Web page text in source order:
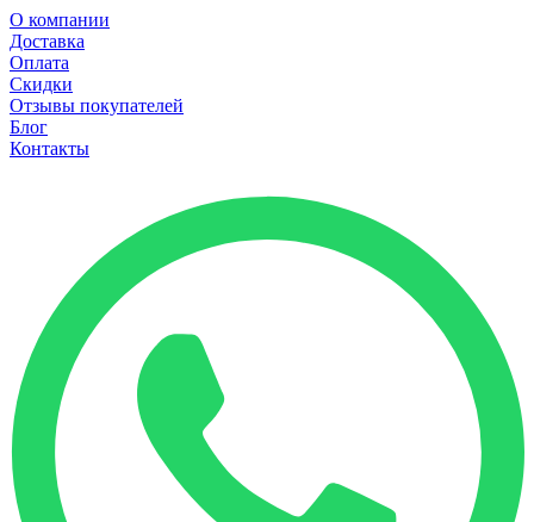
О компании
Доставка
Оплата
Скидки
Отзывы покупателей
Блог
Контакты